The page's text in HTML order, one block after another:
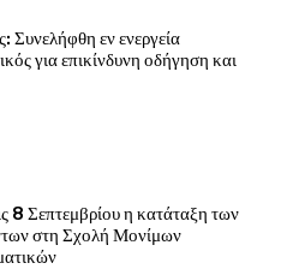
Συνελήφθη εν ενεργεία
για επικίνδυνη οδήγηση και
8 Σεπτεμβρίου η κατάταξη των
στη Σχολή Μονίμων